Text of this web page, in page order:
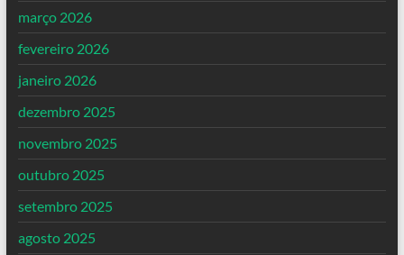
março 2026
fevereiro 2026
janeiro 2026
dezembro 2025
novembro 2025
outubro 2025
setembro 2025
agosto 2025